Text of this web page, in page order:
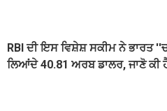
RBI ਦੀ ਇਸ ਵਿਸ਼ੇਸ਼ ਸਕੀਮ ਨੇ ਭਾਰਤ
ਲਿਆਂਦੇ 40.81 ਅਰਬ ਡਾਲਰ, ਜਾਣੋ ਕੀ